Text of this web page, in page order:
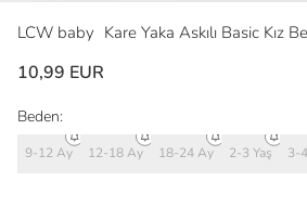
LCW baby Kare Yaka Askılı Basic Kız
10,99 EUR
Beden:
9-12 Ay 12-18 Ay 18-24 Ay 2-3 Yaş 3-